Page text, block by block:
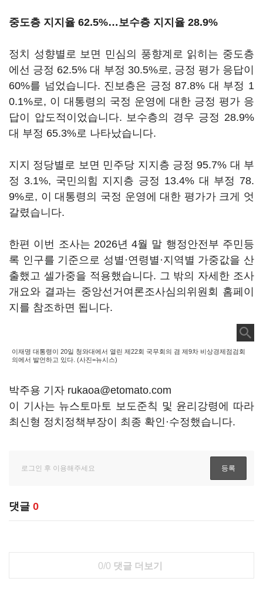
중도층 지지율 62.5%…보수층 지지율 28.9%
정치 성향별로 보면 민심의 풍향계로 읽히는 중도층
에선 긍정 62.5% 대 부정 30.5%로, 긍정 평가 응답이
60%를 넘었습니다. 진보층은 긍정 87.8% 대 부정 1
0.1%로, 이 대통령의 국정 운영에 대한 긍정 평가 응
답이 압도적이었습니다. 보수층의 경우 긍정 28.9%
대 부정 65.3%로 나타났습니다.
지지 정당별로 보면 민주당 지지층 긍정 95.7% 대 부
정 3.1%, 국민의힘 지지층 긍정 13.4% 대 부정 78.
9%로, 이 대통령의 국정 운영에 대한 평가가 크게 엇
갈렸습니다.
한편 이번 조사는 2026년 4월 말 행정안전부 주민등
록 인구를 기준으로 성별·연령별·지역별 가중값을 산
출했고 셀가중을 적용했습니다. 그 밖의 자세한 조사
개요와 결과는 중앙선거여론조사심의위원회 홈페이
지를 참조하면 됩니다.
이재명 대통령이 20일 청와대에서 열린 제22회 국무회의 겸 제9차 비상경제점검회
의에서 발언하고 있다. (사진=뉴시스)
박주용 기자 rukaoa@etomato.com
이 기사는 뉴스토마토 보도준칙 및 윤리강령에 따라
최신형 정치정책부장이 최종 확인·수정했습니다.
댓글 0
0/0 댓글 더보기